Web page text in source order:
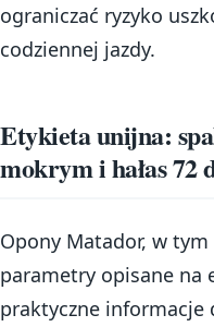
ograniczać ryzyko
codziennej jazdy.
Etykieta unijna:
mokrym i hałas 72
Opony Matador, w
parametry opisane na
praktyczne informacje